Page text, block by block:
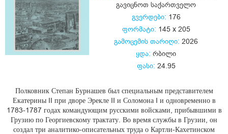
გავიცნოთ საქართველო
გვერდები: 176
ფორმატი: 145 x 205
გამოცემის თარიღი: 2026
ყდა: რბილი
ფასი: 24.95
Полковник Степан Бурнашев был специальным представителем
Екатерины II при дворе Эрекле II и Соломона I и одновременно в
1783-1787 годах командующим русскими войсками, прибывшими в
Грузию по Георгиевскому трактату. Во время службы в Грузии, он
создал три аналитико-описательных труда о Картли-Кахетинском